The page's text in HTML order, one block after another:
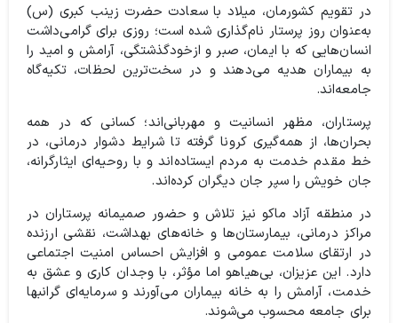
در تقویم کشورمان، میلاد با سعادت حضرت زینب کبری (س)
به‌عنوان روز پرستار نام‌گذاری شده است؛ روزی برای گرامی‌داشت
انسان‌هایی که با ایمان، صبر و ازخودگذشتگی، آرامش و امید را
به بیماران هدیه می‌دهند و در سخت‌ترین لحظات، تکیه‌گاه
جامعه‌اند.
پرستاران، مظهر انسانیت و مهربانی‌اند؛ کسانی که در همه
بحران‌ها، از همه‌گیری کرونا گرفته تا شرایط دشوار درمانی، در
خط مقدم خدمت به مردم ایستاده‌اند و با روحیه‌ای ایثارگرانه،
جان خویش را سپر جان دیگران کرده‌اند.
در منطقه آزاد ماکو نیز تلاش و حضور صمیمانه پرستاران در
مراکز درمانی، بیمارستان‌ها و خانه‌های بهداشت، نقشی ارزنده
در ارتقای سلامت عمومی و افزایش احساس امنیت اجتماعی
دارد. این عزیزان، بی‌هیاهو اما مؤثر، با وجدان کاری و عشق به
خدمت، آرامش را به خانه بیماران می‌آورند و سرمایه‌ای گرانبها
برای جامعه محسوب می‌شوند.